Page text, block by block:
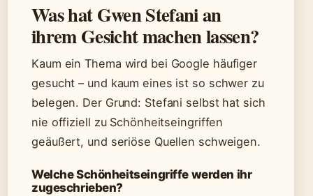
Was hat Gwen Stefani an
ihrem Gesicht machen lassen?
Kaum ein Thema wird bei Google häufiger
gesucht – und kaum eines ist so schwer zu
belegen. Der Grund: Stefani selbst hat sich
nie offiziell zu Schönheitseingriffen
geäußert, und seriöse Quellen schweigen.
Welche Schönheitseingriffe werden ihr
zugeschrieben?